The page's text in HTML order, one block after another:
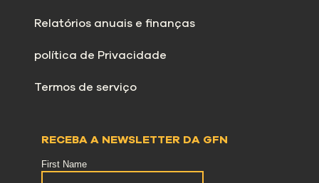
Relatórios anuais e finanças
política de Privacidade
Termos de serviço
RECEBA A NEWSLETTER DA GFN